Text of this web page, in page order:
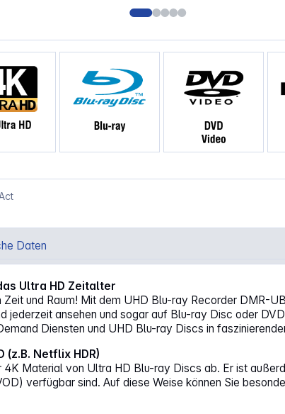
Daten
DMR-UBS70EGK schwarz"
Ultra HD Zeitalter
Zeit und Raum! Mit dem UHD Blu-ray Recorder
jederzeit ansehen und sogar auf Blu-ray Disc oder
Diensten und UHD Blu-ray Discs in
(z.B. Netflix HDR)
4K Material von Ultra HD Blu-ray Discs ab. Er ist
verfügbar sind. Auf diese Weise können Sie